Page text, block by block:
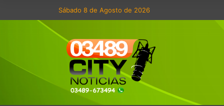
Sábado 8 de Agosto de 2026